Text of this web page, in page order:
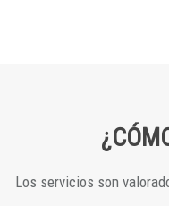
Los servicios son